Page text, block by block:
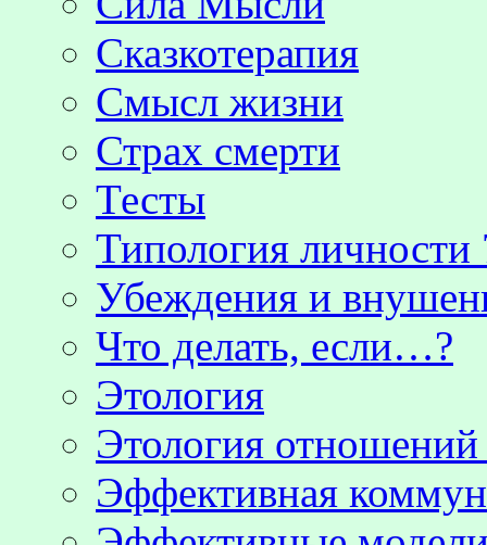
Сказкотерапия
Смысл жизни
Страх смерти
Тесты
Типология личности
Убеждения и
Что делать, если…?
Этология
Этология
Эффективная